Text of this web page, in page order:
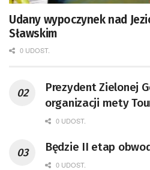
Udany wypoczynek nad
Sławskim
0 UDOST.
Prezydent Zielonej
organizacji mety
0 UDOST.
Będzie II etap
0 UDOST.